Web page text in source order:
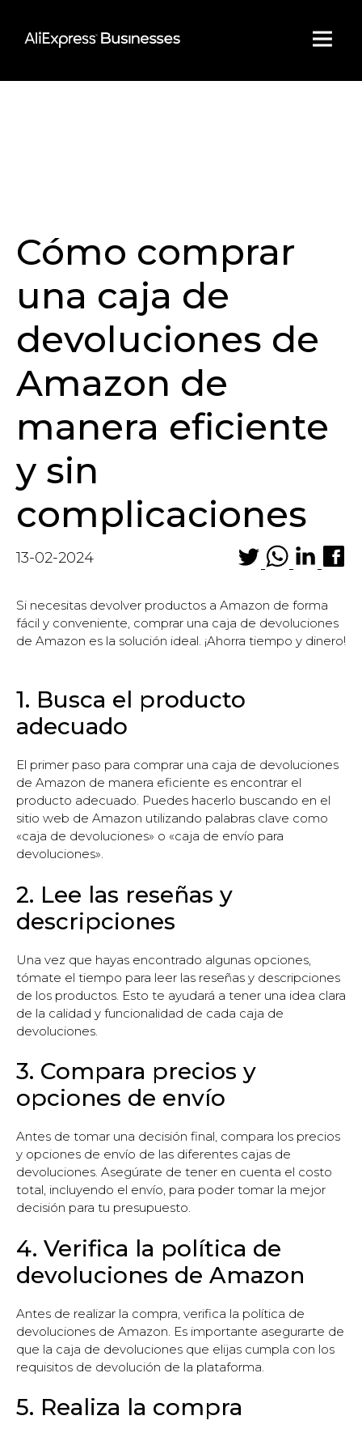
content
Cómo comprar
una caja de
devoluciones de
Amazon de
manera eficiente
y sin
complicaciones
13-02-2024
Si necesitas devolver productos a Amazon de forma
fácil y conveniente, comprar una caja de devoluciones
de Amazon es la solución ideal. ¡Ahorra tiempo y dinero!
1. Busca el producto
adecuado
El primer paso para comprar una caja de devoluciones
de Amazon de manera eficiente es encontrar el
producto adecuado. Puedes hacerlo buscando en el
sitio web de Amazon utilizando palabras clave como
«caja de devoluciones» o «caja de envío para
devoluciones».
2. Lee las reseñas y
descripciones
Una vez que hayas encontrado algunas opciones,
tómate el tiempo para leer las reseñas y descripciones
de los productos. Esto te ayudará a tener una idea clara
de la calidad y funcionalidad de cada caja de
devoluciones.
3. Compara precios y
opciones de envío
Antes de tomar una decisión final, compara los precios
y opciones de envío de las diferentes cajas de
devoluciones. Asegúrate de tener en cuenta el costo
total, incluyendo el envío, para poder tomar la mejor
decisión para tu presupuesto.
4. Verifica la política de
devoluciones de Amazon
Antes de realizar la compra, verifica la política de
devoluciones de Amazon. Es importante asegurarte de
que la caja de devoluciones que elijas cumpla con los
requisitos de devolución de la plataforma.
5. Realiza la compra